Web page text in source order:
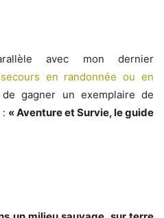
avec mon dernier
en randonnée ou en
gagner un exemplaire de
« Aventure et Survie, le guide